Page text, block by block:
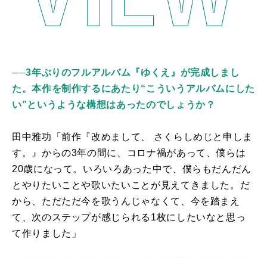
──3年ぶりのフルアルバム『ゆくえ』が完成しまし
た。本作を制作するにあたり“こういうアルバムにした
い”というような構想はあったのでしょうか？
⽥中雅功「前作『改めまして、 さくらしめじと申しま
す。』からの3年の間に、コロナ禍があって、僕らは
20歳になって。いろいろあった中で、僕らもだんだん
とやりたいことや歌いたいことが見えてきました。だ
から、ただただ今を歌うんじゃなくて、今を踏まえ
て、次のステップが感じられる1枚にしたいなと思っ
て作りました」